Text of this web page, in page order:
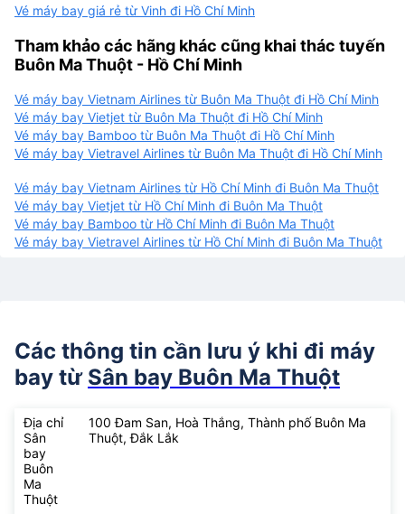
Vé máy bay giá rẻ từ Vinh đi Hồ Chí Minh
Tham khảo các hãng khác cũng khai thác tuyến
Buôn Ma Thuột - Hồ Chí Minh
Vé máy bay Vietnam Airlines từ Buôn Ma Thuột đi Hồ Chí Minh
Vé máy bay Vietjet từ Buôn Ma Thuột đi Hồ Chí Minh
Vé máy bay Bamboo từ Buôn Ma Thuột đi Hồ Chí Minh
Vé máy bay Vietravel Airlines từ Buôn Ma Thuột đi Hồ Chí Minh
Vé máy bay Vietnam Airlines từ Hồ Chí Minh đi Buôn Ma Thuột
Vé máy bay Vietjet từ Hồ Chí Minh đi Buôn Ma Thuột
Vé máy bay Bamboo từ Hồ Chí Minh đi Buôn Ma Thuột
Vé máy bay Vietravel Airlines từ Hồ Chí Minh đi Buôn Ma Thuột
Các thông tin cần lưu ý khi đi máy
bay từ Sân bay Buôn Ma Thuột
Địa chỉ
Sân
bay
Buôn
Ma
Thuột
100 Đam San, Hoà Thắng, Thành phố Buôn Ma
Thuột, Đắk Lắk